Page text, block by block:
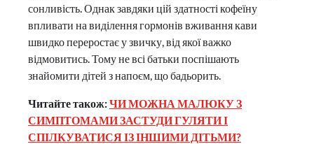
сонливість. Однак завдяки цій здатності кофеїну
впливати на виділення гормонів вживання кави
швидко переростає у звичку, від якої важко
відмовитись. Тому не всі батьки поспішають
знайомити дітей з напоєм, що бадьорить.
Читайте також:ЧИ МОЖНА МАЛЮКУ З
СИМПТОМАМИ ЗАСТУДИ ГУЛЯТИ І
СПІЛКУВАТИСЯ ІЗ ІНШИМИ ДІТЬМИ?